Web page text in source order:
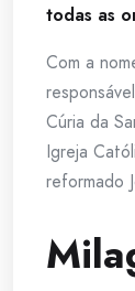
todas as
Com a
Cúria da
Igreja
reformado